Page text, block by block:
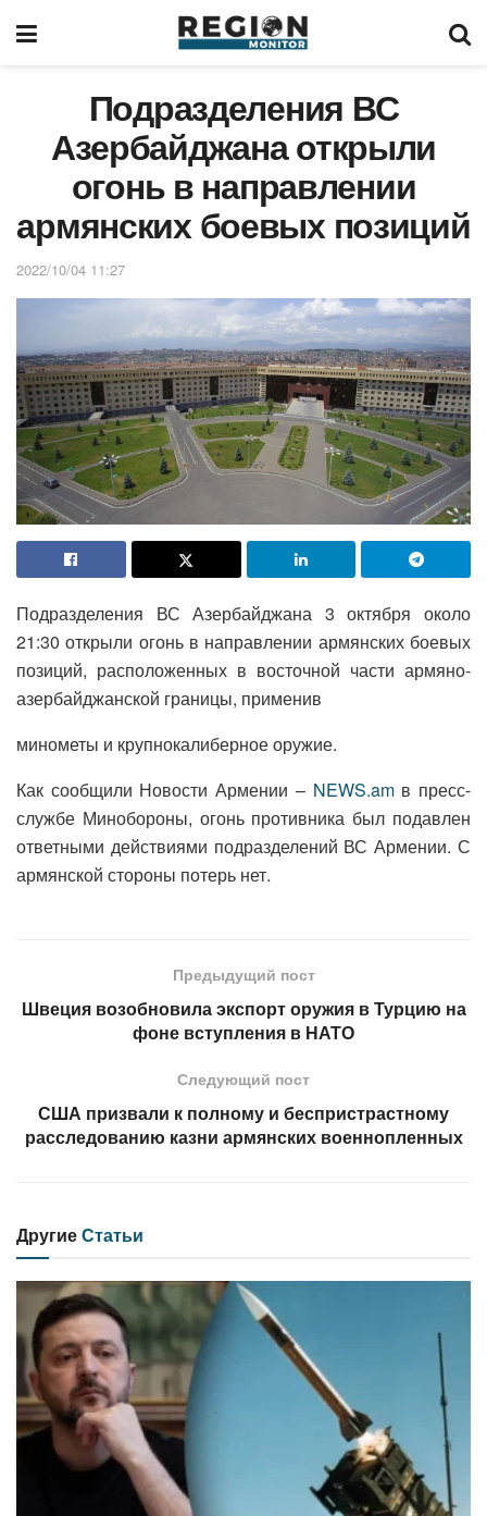
Подразделения ВС
Азербайджана открыли
огонь в направлении
армянских боевых позиций
2022/10/04 11:27
Подразделения ВС Азербайджана 3 октября около
21:30 открыли огонь в направлении армянских боевых
позиций, расположенных в восточной части армяно-
азербайджанской границы, применив
минометы и крупнокалиберное оружие.
Как сообщили Новости Армении – NEWS.amв пресс-
службе Минобороны, огонь противника был подавлен
ответными действиями подразделений ВС Армении. С
армянской стороны потерь нет.
Предыдущий пост
Швеция возобновила экспорт оружия в Турцию на
фоне вступления в НАТО
Следующий пост
США призвали к полному и беспристрастному
расследованию казни армянских военнопленных
ДругиеСтатьи